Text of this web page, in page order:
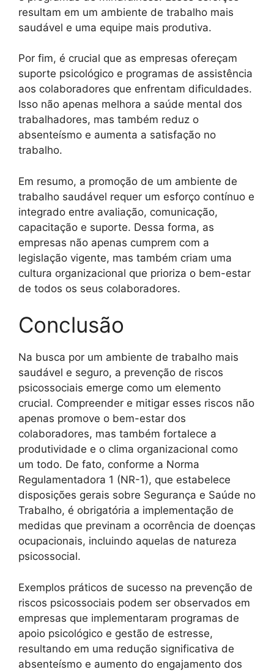
resultam em um ambiente de trabalho mais
saudável e uma equipe mais produtiva.
Por fim, é crucial que as empresas ofereçam
suporte psicológico e programas de assistência
aos colaboradores que enfrentam dificuldades.
Isso não apenas melhora a saúde mental dos
trabalhadores, mas também reduz o
absenteísmo e aumenta a satisfação no
trabalho.
Em resumo, a promoção de um ambiente de
trabalho saudável requer um esforço contínuo e
integrado entre avaliação, comunicação,
capacitação e suporte. Dessa forma, as
empresas não apenas cumprem com a
legislação vigente, mas também criam uma
cultura organizacional que prioriza o bem-estar
de todos os seus colaboradores.
Conclusão
Na busca por um ambiente de trabalho mais
saudável e seguro, a prevenção de riscos
psicossociais emerge como um elemento
crucial. Compreender e mitigar esses riscos não
apenas promove o bem-estar dos
colaboradores, mas também fortalece a
produtividade e o clima organizacional como
um todo. De fato, conforme a Norma
Regulamentadora 1 (NR-1), que estabelece
disposições gerais sobre Segurança e Saúde no
Trabalho, é obrigatória a implementação de
medidas que previnam a ocorrência de doenças
ocupacionais, incluindo aquelas de natureza
psicossocial.
Exemplos práticos de sucesso na prevenção de
riscos psicossociais podem ser observados em
empresas que implementaram programas de
apoio psicológico e gestão de estresse,
resultando em uma redução significativa de
absenteísmo e aumento do engajamento dos